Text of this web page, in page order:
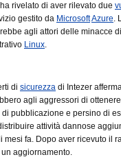
rivelato di aver rilevato due
gestito da MicrosoftAzure.
agli attori delle minacce
Linux.
di sicurezza di Intezer
agli aggressori di
pubblicazione e persino di
attività dannose
mesi fa. Dopo aver ricevuto il
aggiornamento.